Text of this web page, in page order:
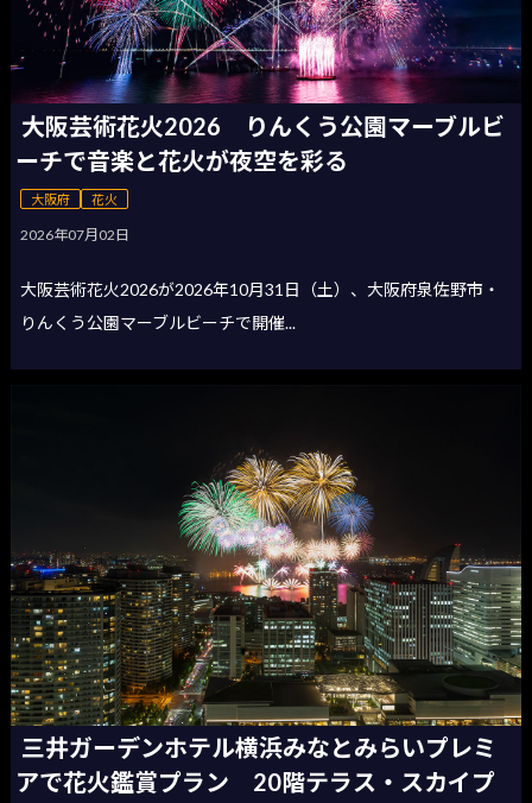
大阪芸術花火2026 りんくう公園マーブルビ
ーチで音楽と花火が夜空を彩る
大阪府 花火
2026年07月02日
大阪芸術花火2026が2026年10月31日（土）、大阪府泉佐野市・
りんくう公園マーブルビーチで開催...
三井ガーデンホテル横浜みなとみらいプレミ
アで花火鑑賞プラン 20階テラス・スカイプ